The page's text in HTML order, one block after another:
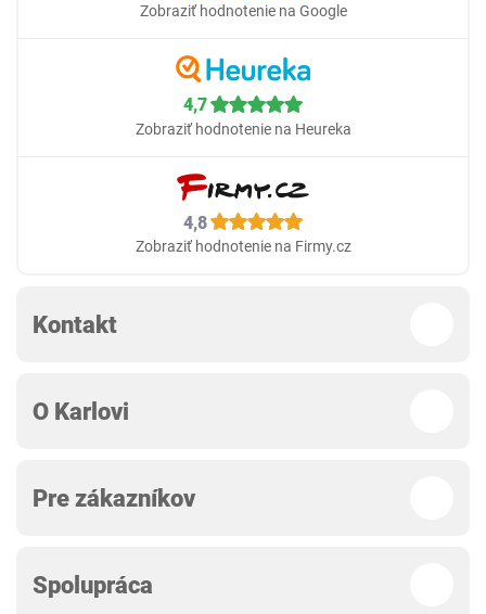
Zobraziť hodnotenie na Google
4,7
Zobraziť hodnotenie na Heureka
4,8
Zobraziť hodnotenie na Firmy.cz
Kontakt
O Karlovi
Pre zákazníkov
Spolupráca